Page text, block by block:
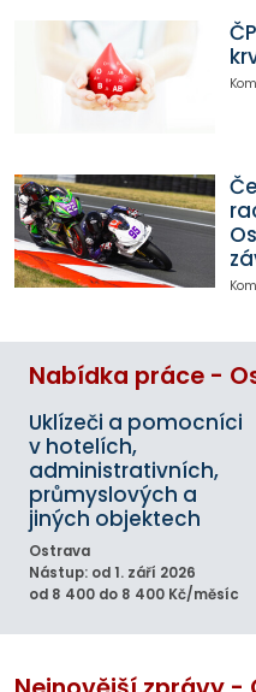
Nabídka práce -
Uklízeči a pomocníci
v hotelích,
administrativních,
průmyslových a
jiných objektech
Ostrava
Nástup: od 1. září 2026
od 8 400 do 8 400 Kč/měsíc